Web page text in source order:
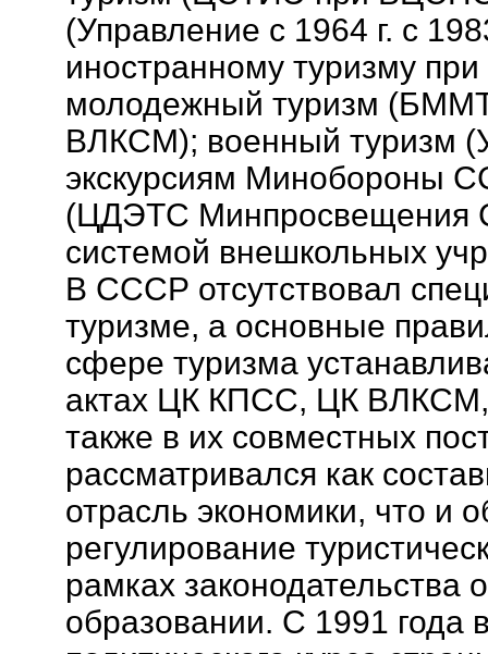
(Управление с 1964 г. с
иностранному туризму
молодежный туризм
ВЛКСМ); военный туризм
экскурсиям Минобороны
(ЦДЭТС Минпросвещения
системой внешкольных
В СССР отсутствовал
туризме, а основные
сфере туризма
актах ЦК КПСС, ЦК ВЛКСМ,
также в их совместных
рассматривался как
отрасль экономики, что и
регулирование
рамках законодательства
образовании. С 1991 года